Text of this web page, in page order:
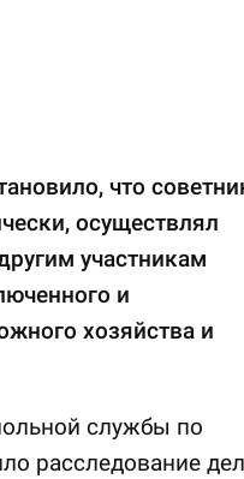
что
осуществлял
участникам
и
хозяйства и
службы по
расследование